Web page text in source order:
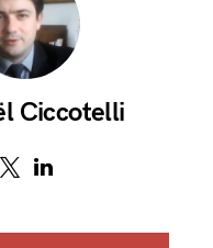
Ciccotelli